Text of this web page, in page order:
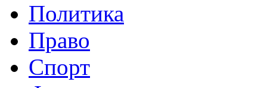
Политика
Право
Спорт